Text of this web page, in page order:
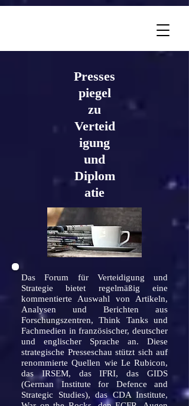
Presses
piegel
zu
Verteid
igung
und
Diplom
atie
Das Forum für Verteidigung und
Strategie bietet regelmäßig eine
kommentierte Auswahl von Artikeln,
Analysen und Berichten aus
Forschungszentren, Think Tanks und
Fachmedien in französischer, deutscher
und englischer Sprache an. Diese
strategische Presseschau stützt sich auf
renommierte Quellen wie Le Rubicon,
das IRSEM, das IFRI, das GIDS
(German Institute for Defence and
Strategic Studies), das CDA Institute,